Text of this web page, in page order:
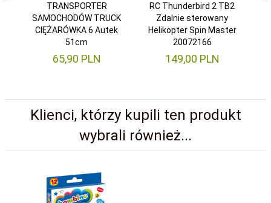
TRANSPORTER
SAMOCHODÓW TRUCK
CIĘŻARÓWKA 6 Autek
51cm
65,90 PLN
RC Thunderbird 2 TB2
Zdalnie sterowany
Helikopter Spin Master
20072166
149,00 PLN
Klienci, którzy kupili ten produkt
wybrali również...